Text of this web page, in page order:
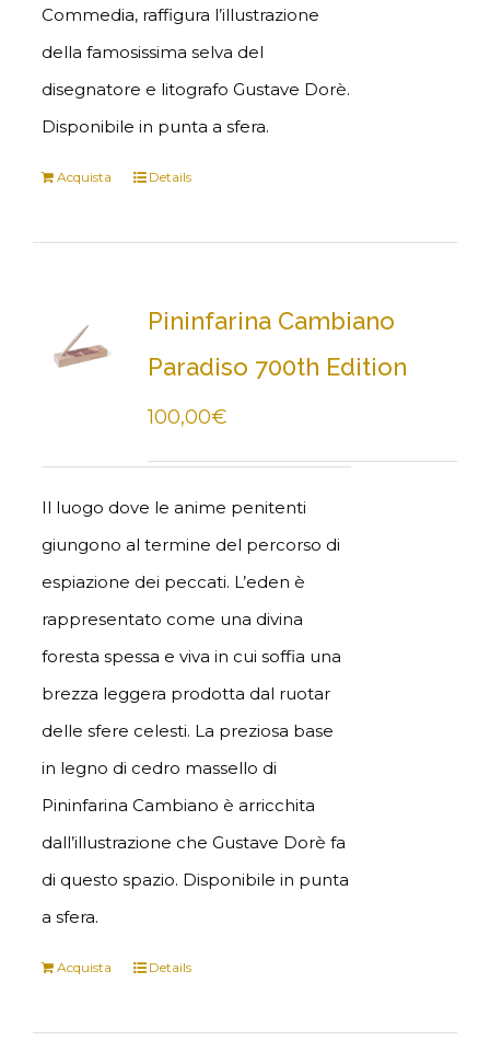
Commedia, raffigura l’illustrazione
della famosissima selva del
disegnatore e litografo Gustave Dorè.
Disponibile in punta a sfera.
Acquista Details
Pininfarina Cambiano
Paradiso 700th Edition
100,00€
Il luogo dove le anime penitenti
giungono al termine del percorso di
espiazione dei peccati. L’eden è
rappresentato come una divina
foresta spessa e viva in cui soffia una
brezza leggera prodotta dal ruotar
delle sfere celesti. La preziosa base
in legno di cedro massello di
Pininfarina Cambiano è arricchita
dall’illustrazione che Gustave Dorè fa
di questo spazio. Disponibile in punta
a sfera.
Acquista Details